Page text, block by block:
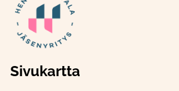
Sivukartta